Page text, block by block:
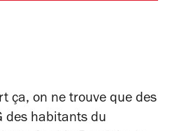
ça, on ne trouve que des
des habitants du